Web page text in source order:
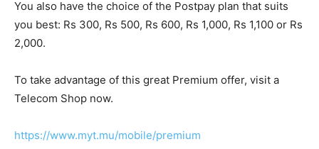
You also have the choice of the Postpay plan that suits
you best: Rs 300, Rs 500, Rs 600, Rs 1,000, Rs 1,100 or Rs
2,000.
To take advantage of this great Premium offer, visit a
Telecom Shop now.
https://www.myt.mu/mobile/premium